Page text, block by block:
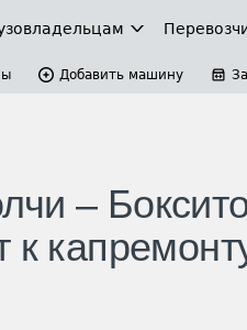
Добавить машину
–
к